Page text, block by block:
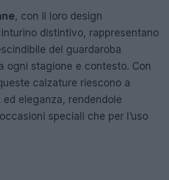
, con il loro design
distintivo, rappresentano
del guardaroba
ogni stagione e contesto. Con
calzature riescono a
eleganza, rendendole
speciali che per l’uso